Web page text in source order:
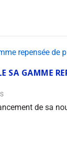
SA GAMME
de sa